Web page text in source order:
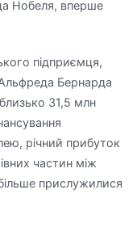
Нобеля, вперше
підприємця,
Бернарда
31,5 млн
річний прибуток
частин між
прислужилися